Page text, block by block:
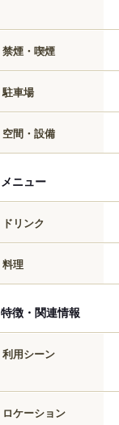
禁煙・喫煙
駐車場
空間・設備
メニュー
ドリンク
料理
特徴・関連情報
利用シーン
ロケーション